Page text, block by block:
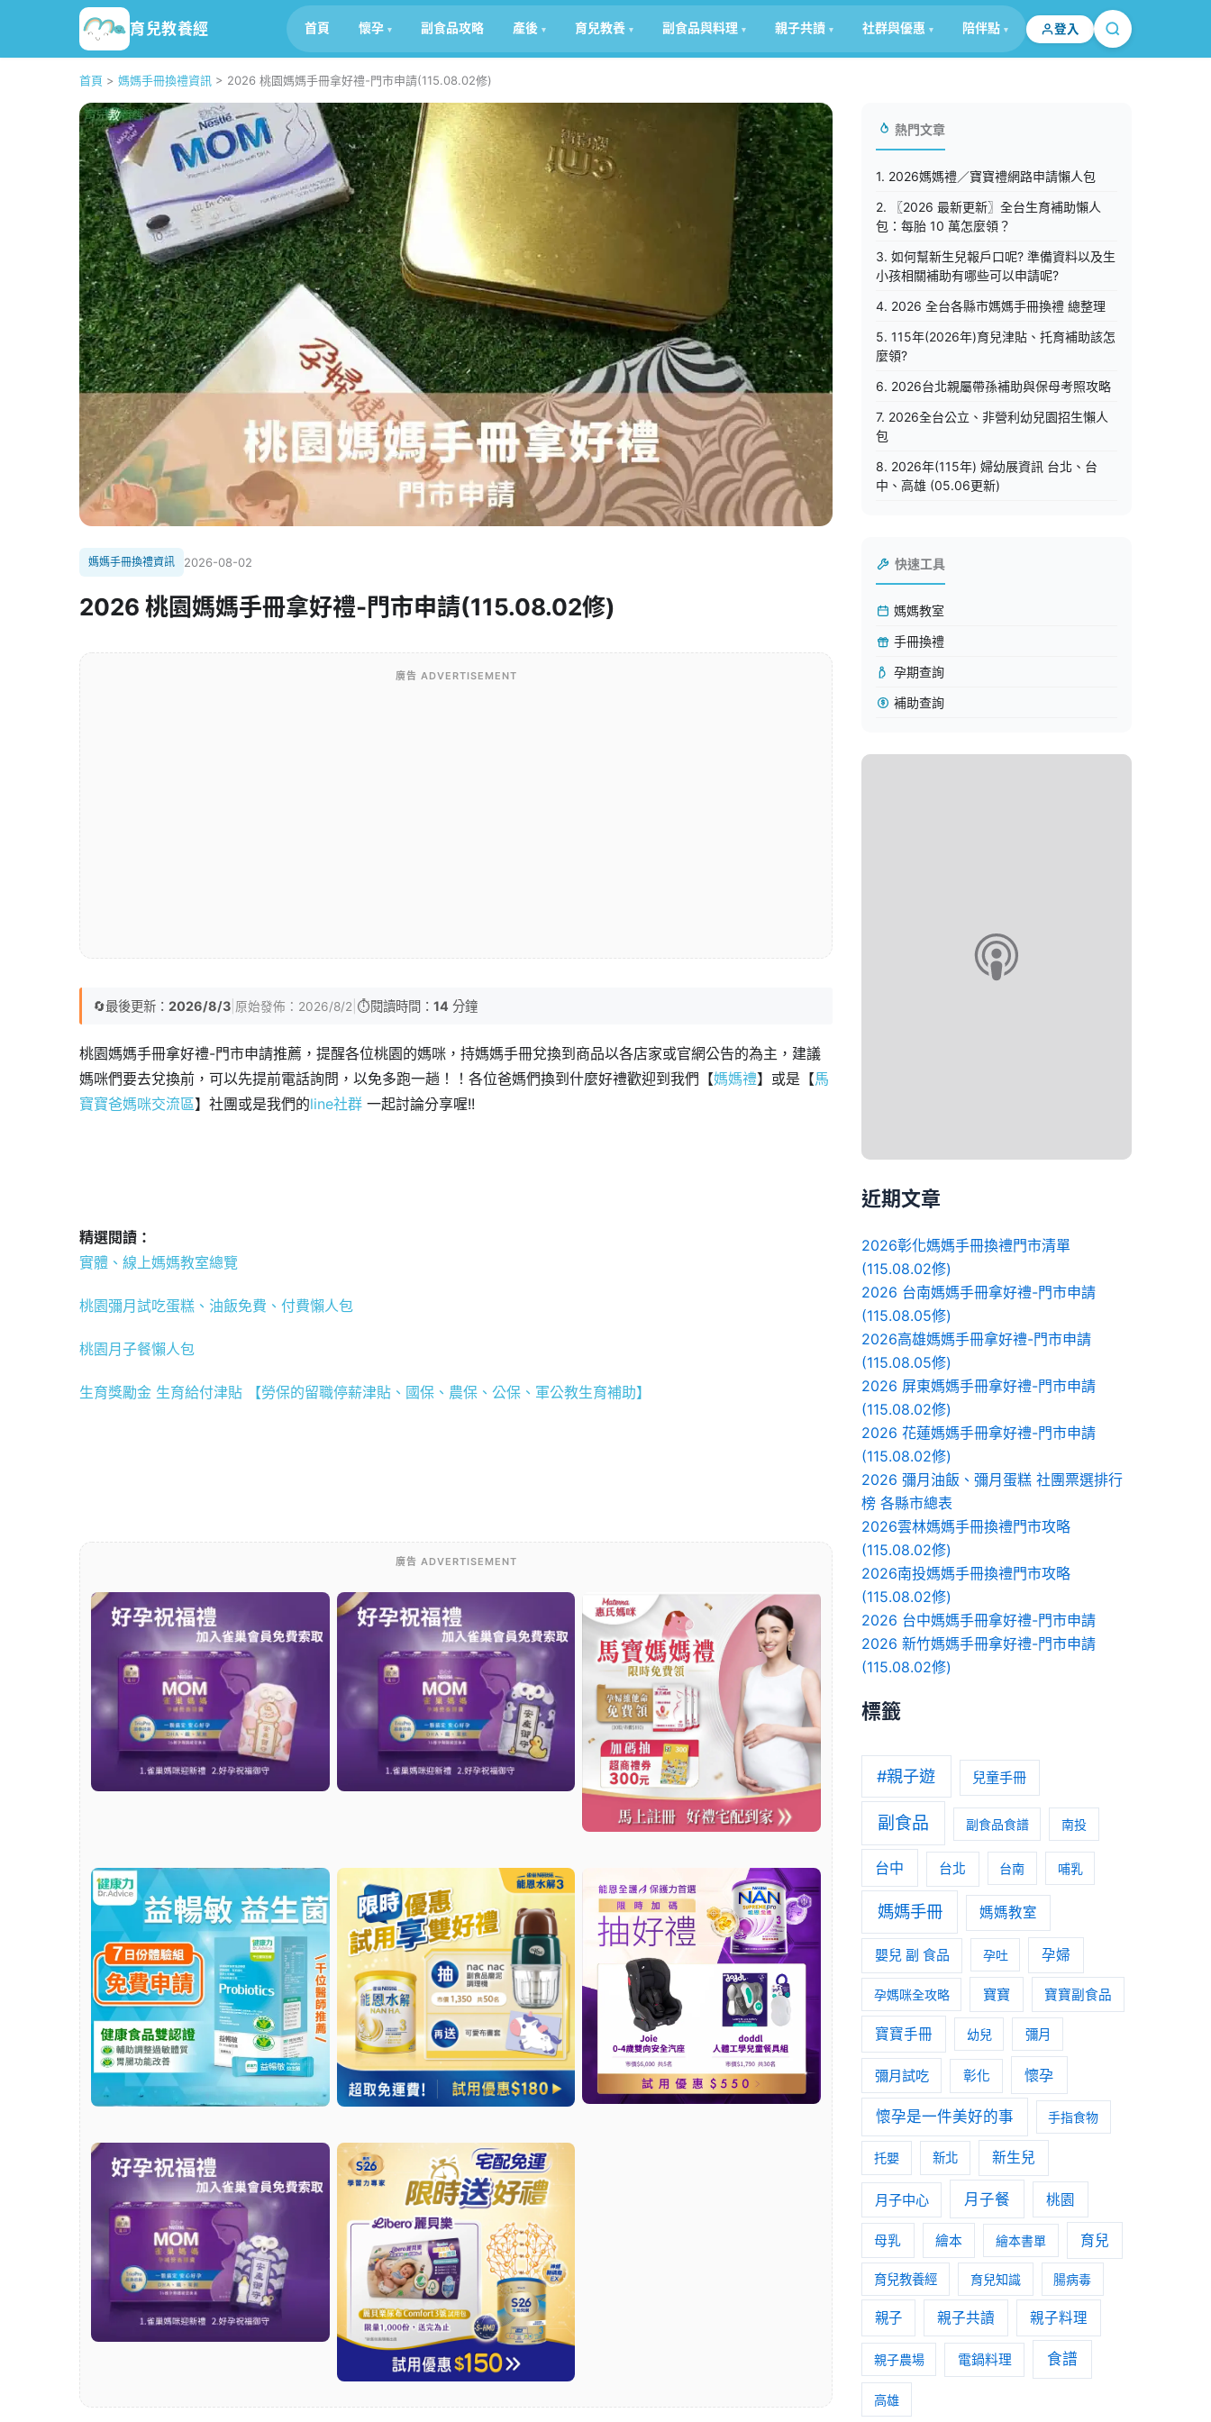
育兒教養經 首頁 懷孕 副食品攻略 產後 育兒教養 副食品與料理 親子共讀 社群與優惠 陪伴點 登入
首頁 > 媽媽手冊換禮資訊 > 2026 桃園媽媽手冊拿好禮-門市申請(115.08.02修)
媽媽手冊換禮資訊 2026-08-02
2026 桃園媽媽手冊拿好禮-門市申請(115.08.02修)
廣告 ADVERTISEMENT
🔄最後更新： 2026/8/3 原始發佈： 2026/8/2 ⏱️閱讀時間： 14 分鐘
桃園媽媽手冊拿好禮-門市申請推薦，提醒各位桃園的媽咪，持媽媽手冊兌換到商品以各店家或官網公告的為主，建議
媽咪們要去兌換前，可以先提前電話詢問，以免多跑一趟！！各位爸媽們換到什麼好禮歡迎到我們【媽媽禮】或是【馬
寶寶爸媽咪交流區】社團或是我們的line社群 一起討論分享喔!!
精選閱讀：
實體、線上媽媽教室總覽
桃園彌月試吃蛋糕、油飯免費、付費懶人包
桃園月子餐懶人包
生育獎勵金 生育給付津貼 【勞保的留職停薪津貼、國保、農保、公保、軍公教生育補助】
廣告 ADVERTISEMENT
熱門文章
1. 2026媽媽禮／寶寶禮網路申請懶人包
2. 〖2026 最新更新〗全台生育補助懶人
包：每胎 10 萬怎麼領？
3. 如何幫新生兒報戶口呢? 準備資料以及生
小孩相關補助有哪些可以申請呢?
4. 2026 全台各縣市媽媽手冊換禮 總整理
5. 115年(2026年)育兒津貼、托育補助該怎
麼領?
6. 2026台北親屬帶孫補助與保母考照攻略
7. 2026全台公立、非營利幼兒園招生懶人
包
8. 2026年(115年) 婦幼展資訊 台北、台
中、高雄 (05.06更新)
快速工具
媽媽教室
手冊換禮
孕期查詢
補助查詢
近期文章
2026彰化媽媽手冊換禮門市清單
(115.08.02修)
2026 台南媽媽手冊拿好禮-門市申請
(115.08.05修)
2026高雄媽媽手冊拿好禮-門市申請
(115.08.05修)
2026 屏東媽媽手冊拿好禮-門市申請
(115.08.02修)
2026 花蓮媽媽手冊拿好禮-門市申請
(115.08.02修)
2026 彌月油飯、彌月蛋糕 社團票選排行
榜 各縣市總表
2026雲林媽媽手冊換禮門市攻略
(115.08.02修)
2026南投媽媽手冊換禮門市攻略
(115.08.02修)
2026 台中媽媽手冊拿好禮-門市申請
2026 新竹媽媽手冊拿好禮-門市申請
(115.08.02修)
標籤
#親子遊 兒童手冊
副食品 副食品食譜 南投
台中 台北 台南 哺乳
媽媽手冊 媽媽教室
嬰兒 副 食品 孕吐 孕婦
孕媽咪全攻略 寶寶 寶寶副食品
寶寶手冊 幼兒 彌月
彌月試吃 彰化 懷孕
懷孕是一件美好的事 手指食物
托嬰 新北 新生兒
月子中心 月子餐 桃園
母乳 繪本 繪本書單 育兒
育兒教養經 育兒知識 腸病毒
親子 親子共讀 親子料理
親子農場 電鍋料理 食譜
高雄